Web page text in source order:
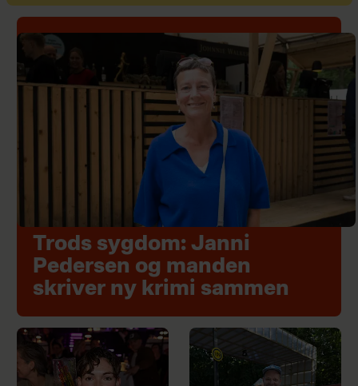
Trods sygdom: Janni
Pedersen og manden
skriver ny krimi sammen